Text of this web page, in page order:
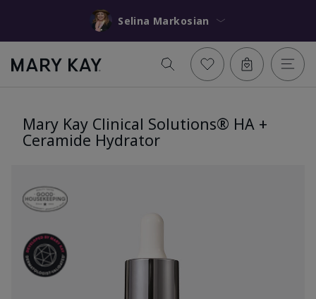
Selina Markosian
Mary Kay Clinical Solutions® HA +
Ceramide Hydrator